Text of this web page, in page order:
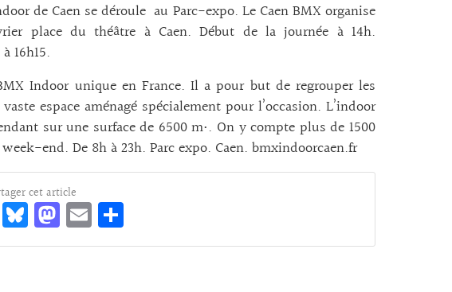
de Caen se déroule au Parc-expo. Le Caen BMX organise
place du théâtre à Caen. Début de la journée à 14h.
16h15.
Indoor unique en France. Il a pour but de regrouper les
espace aménagé spécialement pour l’occasion. L’indoor
sur une surface de 6500 m•. On y compte plus de 1500
end. De 8h à 23h. Parc expo. Caen. bmxindoorcaen.fr
cet article
Li
n
Bl
ue
M
as
E
m rt